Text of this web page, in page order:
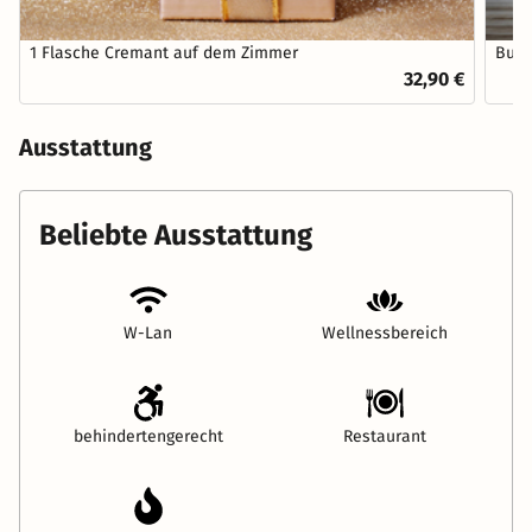
dem Krieg erhielt die Insel 1949 die staatliche
Anerkennung als Nordseeheilbad.
1 Flasche Cremant auf dem Zimmer
32,90 €
Ausstattung
Beliebte Ausstattung
W-Lan Wellnessbereich
behindertengerecht Restaurant